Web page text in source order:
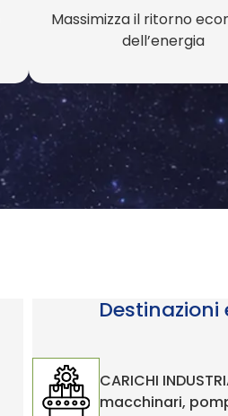
Massimizza il ritorno
dell’energia
Destinazioni
CARICHI
macchinari,